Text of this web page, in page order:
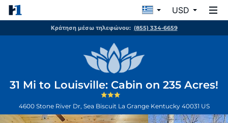
USD
Κράτηση μέσω τηλεφώνου: (855) 334-6659
31 Mi to Louisville: Cabin on 235 Acres!
4600 Stone River Dr, Sea Biscuit La Grange Kentucky 40031 US